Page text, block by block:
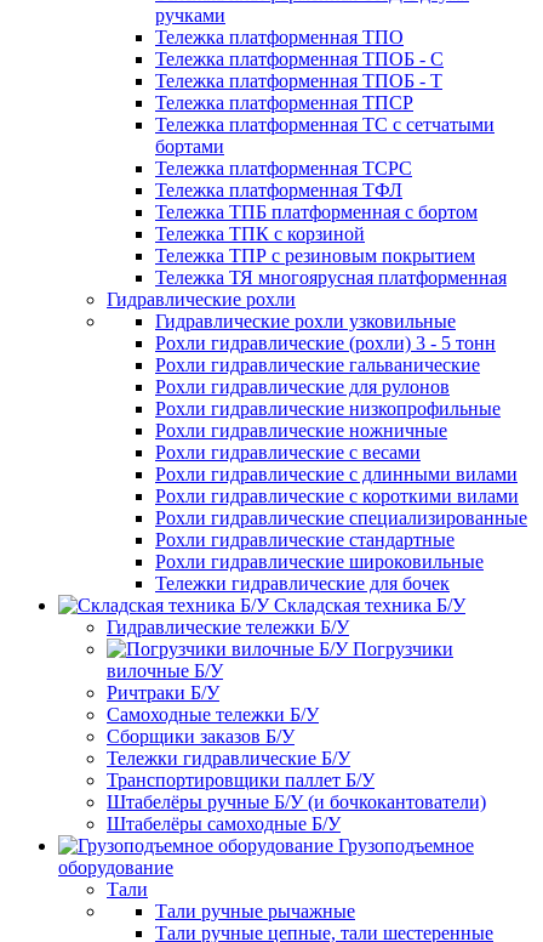
ручками
Тележка платформенная ТПО
Тележка платформенная ТПОБ - С
Тележка платформенная ТПОБ - Т
Тележка платформенная ТПСР
Тележка платформенная ТС с сетчатыми
бортами
Тележка платформенная ТСРС
Тележка платформенная ТФЛ
Тележка ТПБ платформенная с бортом
Тележка ТПК с корзиной
Тележка ТПР с резиновым покрытием
Тележка ТЯ многоярусная платформенная
Гидравлические рохли
Гидравлические рохли узковильные
Рохли гидравлические (рохли) 3 - 5 тонн
Рохли гидравлические гальванические
Рохли гидравлические для рулонов
Рохли гидравлические низкопрофильные
Рохли гидравлические ножничные
Рохли гидравлические с весами
Рохли гидравлические с длинными вилами
Рохли гидравлические с короткими вилами
Рохли гидравлические специализированные
Рохли гидравлические стандартные
Рохли гидравлические широковильные
Тележки гидравлические для бочек
Складская техника Б/У
Гидравлические тележки Б/У
Погрузчики
вилочные Б/У
Ричтраки Б/У
Самоходные тележки Б/У
Сборщики заказов Б/У
Тележки гидравлические Б/У
Транспортировщики паллет Б/У
Штабелёры ручные Б/У (и бочкокантователи)
Штабелёры самоходные Б/У
Грузоподъемное
оборудование
Тали
Тали ручные рычажные
Тали ручные цепные, тали шестеренные